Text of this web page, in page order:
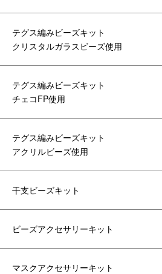
テグス編みビーズキット
クリスタルガラスビーズ使用
テグス編みビーズキット
チェコFP使用
テグス編みビーズキット
アクリルビーズ使用
干支ビーズキット
ビーズアクセサリーキット
マスクアクセサリーキット